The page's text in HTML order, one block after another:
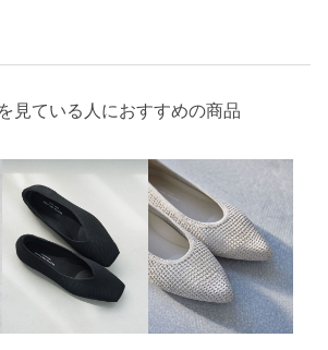
見ている人におすすめの商品